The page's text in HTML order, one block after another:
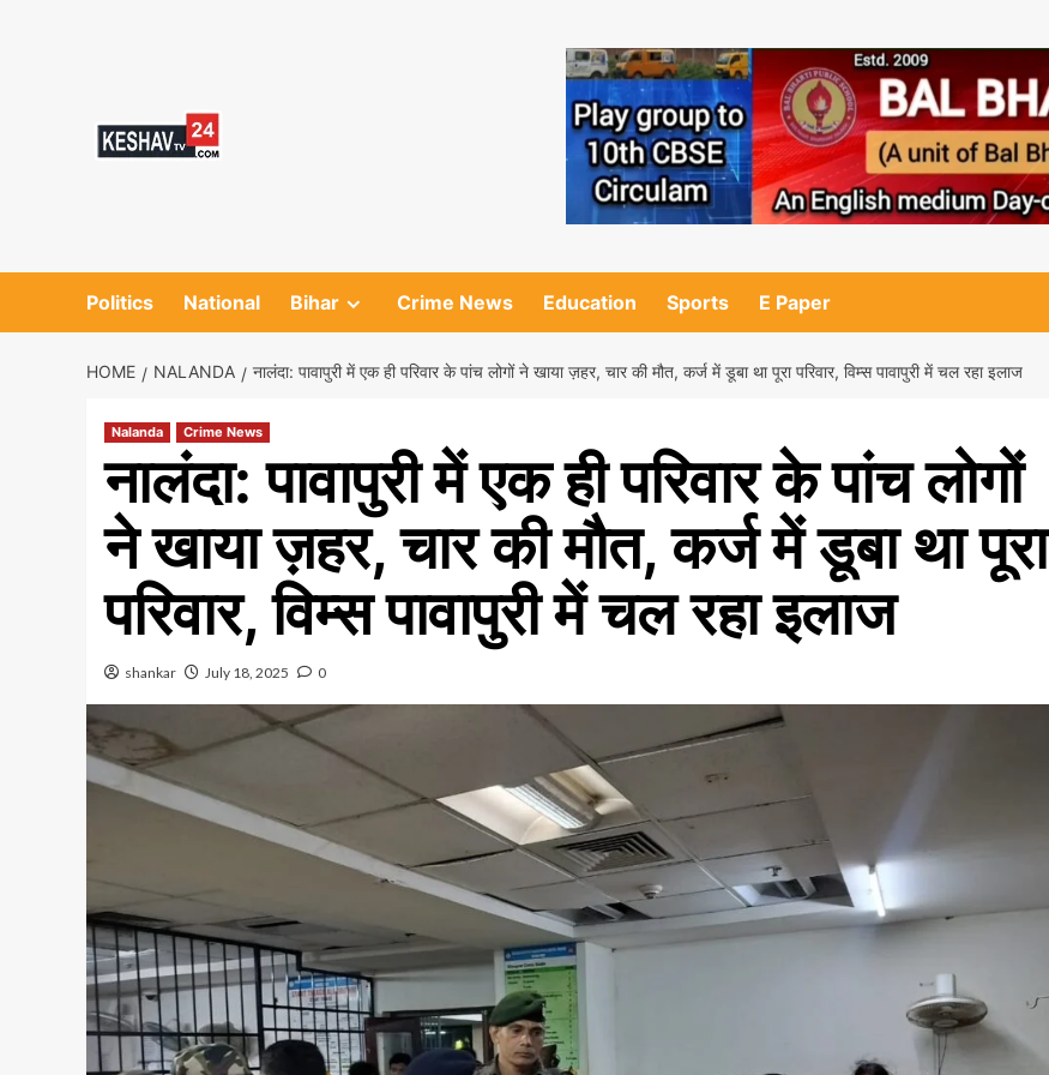
Politics National Bihar Crime News Education Sports E Paper
HOME NALANDA नालंदा: पावापुरी में एक ही परिवार के पांच लोगों ने खाया ज़हर, चार की मौत, कर्ज में डूबा था पूरा परिवार, विम्स पावापुरी में चल रहा इलाज
Nalanda Crime News
नालंदा: पावापुरी में एक ही परिवार के पांच लोगों
ने खाया ज़हर, चार की मौत, कर्ज में डूबा था पूरा
परिवार, विम्स पावापुरी में चल रहा इलाज
shankar July 18, 2025 0